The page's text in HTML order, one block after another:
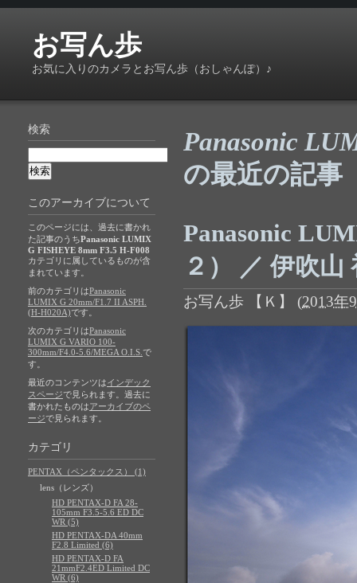
お写ん歩
お気に入りのカメラとお写ん歩（おしゃんぽ）♪
Panasonic
の最近の記事
Panasonic
２） ／ 伊吹山
お写ん歩 【Ｋ】 (2013年
検索
このアーカイブについて
このページには、過去に書かれ
た記事のうちPanasonic LUMIX
G FISHEYE 8mm F3.5 H-F008
カテゴリに属しているものが含
まれています。
前のカテゴリはPanasonic
LUMIX G 20mm/F1.7 II ASPH.
(H-H020A)です。
次のカテゴリはPanasonic
LUMIX G VARIO 100-
300mm/F4.0-5.6/MEGA O.I.S. で
す。
最近のコンテンツはインデック
スページで見られます。過去に
書かれたものはアーカイブのペ
ージで見られます。
カテゴリ
PENTAX（ペンタックス） (1)
lens（レンズ）
HD PENTAX-D FA 28-
105mm F3.5-5.6 ED DC
WR (5)
HD PENTAX-DA 40mm
F2.8 Limited (6)
HD PENTAX-D FA
21mmF2.4ED Limited DC
WR (6)